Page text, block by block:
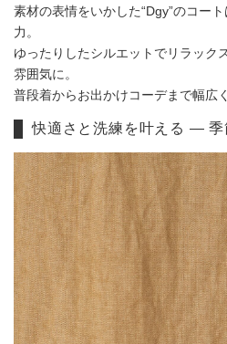
素材の表情をいかした“Dgy”のコー
力。
ゆったりしたシルエットでリラック
雰囲気に。
普段着からお出かけコーデまで幅広
快適さと洗練を叶える ― 季